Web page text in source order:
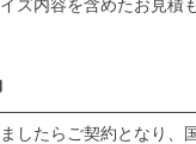
ズ内容を含めたお見積
したらご契約となり、